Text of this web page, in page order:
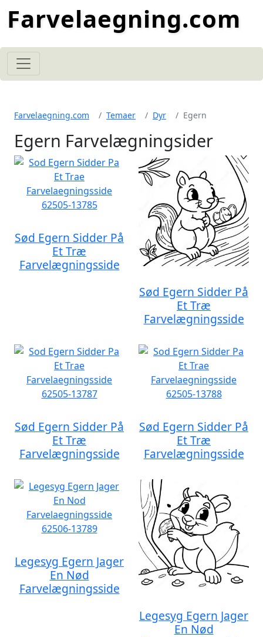
Farvelaegning.com
Farvelaegning.com Temaer Dyr Egern
Egern Farvelægningsider
Sød Egern Sidder På
Et Træ
Farvelægningsside
Sød Egern Sidder På
Et Træ
Farvelægningsside
Sød Egern Sidder På
Et Træ
Farvelægningsside
Sød Egern Sidder På
Et Træ
Farvelægningsside
Legesyg Egern Jager
En Nød
Farvelægningsside
Legesyg Egern Jager
En Nød